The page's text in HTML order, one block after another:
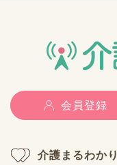
会員登録
介護まるわかり